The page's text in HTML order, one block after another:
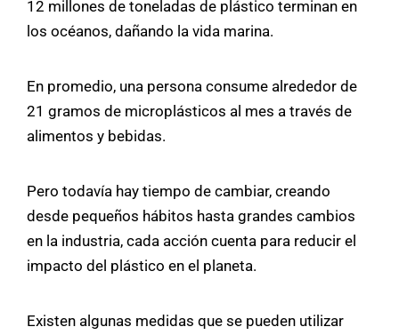
12 millones de toneladas de plástico terminan en
los océanos, dañando la vida marina.
En promedio, una persona consume alrededor de
21 gramos de microplásticos al mes a través de
alimentos y bebidas.
Pero todavía hay tiempo de cambiar, creando
desde pequeños hábitos hasta grandes cambios
en la industria, cada acción cuenta para reducir el
impacto del plástico en el planeta.
Existen algunas medidas que se pueden utilizar